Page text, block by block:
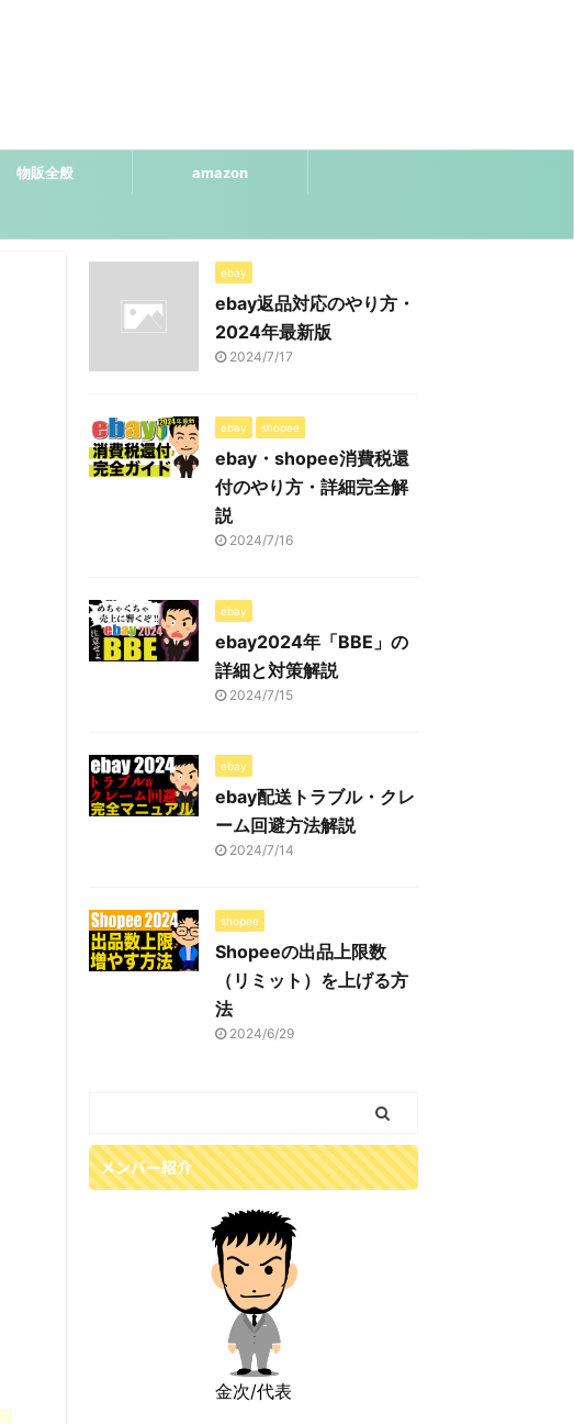
物販全般 amazon
ebay
ebay返品対応のやり方・
2024年最新版
2024/7/17
ebay shopee
ebay・shopee消費税還
付のやり方・詳細完全解
説
2024/7/16
ebay
ebay2024年「BBE」の
詳細と対策解説
2024/7/15
ebay
ebay配送トラブル・クレ
ーム回避方法解説
2024/7/14
shopee
Shopeeの出品上限数
（リミット）を上げる方
法
2024/6/29
メンバー紹介
金次/代表